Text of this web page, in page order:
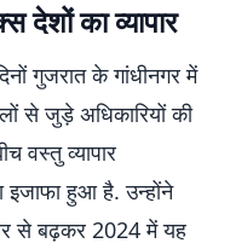
देशों का व्यापार
गुजरात के गांधीनगर में
से जुड़े अधिकारियों की
वस्तु व्यापार
हुआ है. उन्होंने
से बढ़कर 2024 में यह